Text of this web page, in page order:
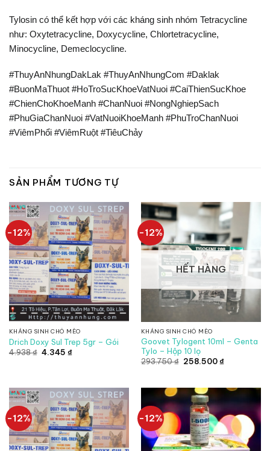
Tylosin có thể kết hợp với các kháng sinh nhóm Tetracycline
như: Oxytetracycline, Doxycycline, Chlortetracycline,
Minocycline, Demeclocycline.
#ThuyAnNhungDakLak #ThuyAnNhungCom #Daklak
#BuonMaThuot #HoTroSucKhoeVatNuoi #CaiThienSucKhoe
#ChienChoKhoeManh #ChanNuoi #NongNghiepSach
#PhuGiaChanNuoi #VatNuoiKhoeManh #PhuTroChanNuoi
#ViêmPhổi #ViêmRuột #TiêuChảy
SẢN PHẨM TƯƠNG TỰ
-12%
KHÁNG SINH CHÓ MÈO
Drich Doxy Sul Trep 5gr – Gói
4.938₫ Giá
4.345 ₫Giá
-12%
HẾT HÀNG
KHÁNG SINH CHÓ MÈO
Goovet Tylogent 10ml – Genta
Tylo – Hộp 10 lọ
293.750₫ Giá
258.500₫Giá
258.500 ₫.
-12% -12%